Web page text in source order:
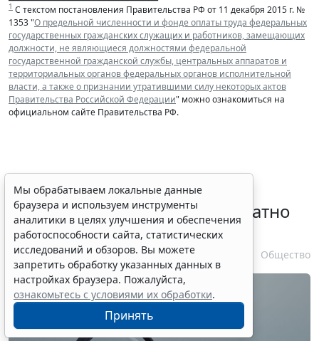
1 С текстом постановления Правительства РФ от 11 декабря 2015 г. №
1353 "О предельной численности и фонде оплаты труда федеральных
государственных гражданских служащих и работников, замещающих
должности, не являющиеся должностями федеральной
государственной гражданской службы, центральных аппаратов и
территориальных органов федеральных органов исполнительной
власти, а также о признании утратившими силу некоторых актов
Правительства Российской Федерации" можно ознакомиться на
официальном сайте Правительства РФ.
Временное удостоверение
личности оформляется бесплатно
при утрате паспорта
7 августа 2026 17:55 Общество
Мы обрабатываем локальные данные
браузера и используем инструменты
аналитики в целях улучшения и обеспечения
работоспособности сайта, статистических
исследований и обзоров. Вы можете
запретить обработку указанных данных в
настройках браузера. Пожалуйста,
ознакомьтесь с условиями их обработки.
Принять